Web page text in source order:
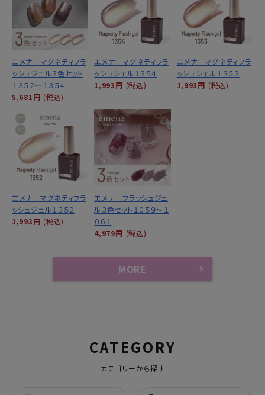
エメナ マグネティフラ
ッシュジェル３色セット
１３５２～１３５４
5,681円 (税込)
エメナ マグネティフラ
ッシュジェル１３５４
1,993円 (税込)
エメナ マグネティフラ
ッシュジェル１３５３
1,993円 (税込)
エメナ マグネティフラ
ッシュジェル１３５２
1,993円 (税込)
エメナ フラッシュジェ
ル３色セット１０５９～１
０６１
4,979円 (税込)
MORE
CATEGORY
カテゴリーから探す